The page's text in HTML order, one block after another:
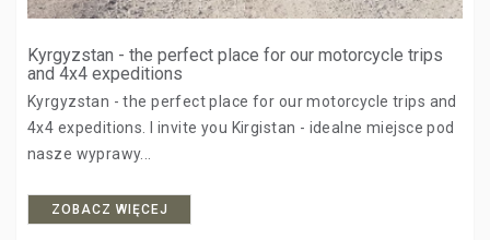
Kyrgyzstan - the perfect place for our motorcycle trips
and 4x4 expeditions
Kyrgyzstan - the perfect place for our motorcycle trips and
4x4 expeditions. I invite you Kirgistan - idealne miejsce pod
nasze wyprawy...
ZOBACZ WIĘCEJ